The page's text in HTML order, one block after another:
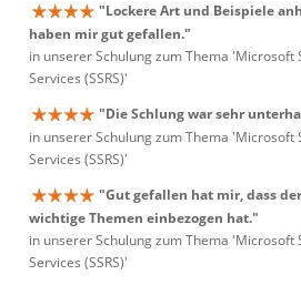
"Lockere Art und Beispiele
haben mir gut gefallen."
in unserer Schulung zum Thema 'Microsoft
Services (SSRS)'
"Die Schlung war sehr
in unserer Schulung zum Thema 'Microsoft
Services (SSRS)'
"Gut gefallen hat mir, dass
wichtige Themen einbezogen hat."
in unserer Schulung zum Thema 'Microsoft
Services (SSRS)'